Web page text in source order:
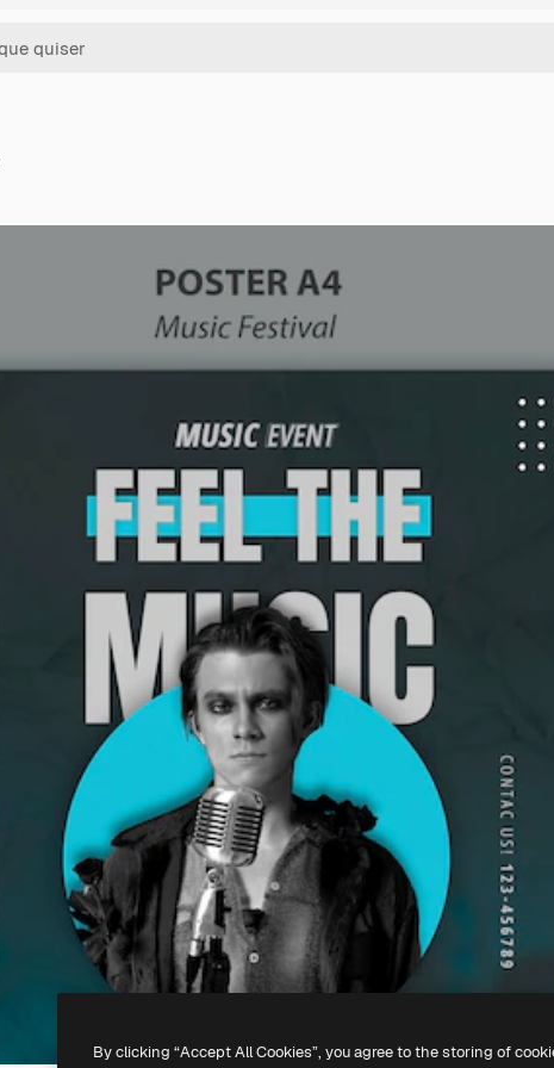
By clicking “Accept All Cookies”, you agree to the storing of